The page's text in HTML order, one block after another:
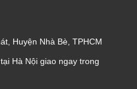
Huyện Nhà Bè, TPHCM
Hà Nội giao ngay trong